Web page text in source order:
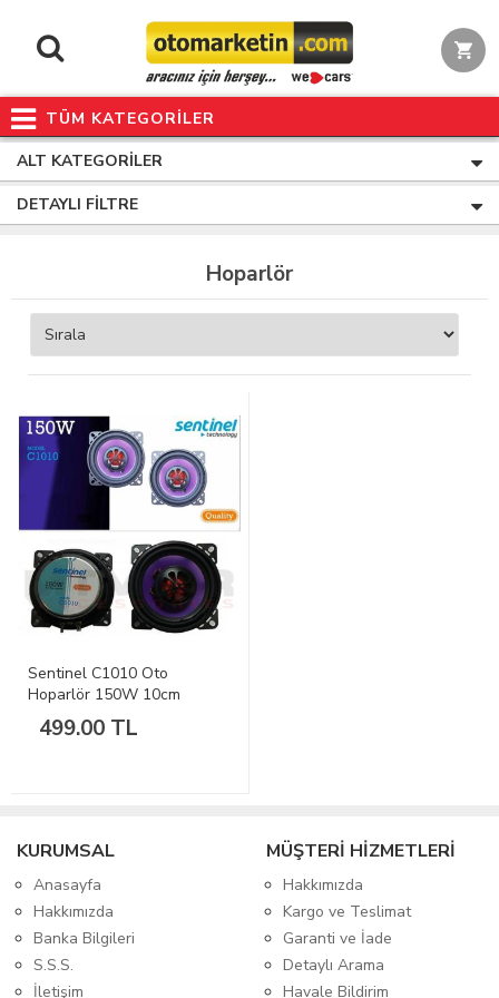
TÜM KATEGORİLER
ALT KATEGORILER
DETAYLI FILTRE
Hoparlör
Sentinel C1010 Oto
Hoparlör 150W 10cm
499.00 TL
KURUMSAL
Anasayfa
Hakkımızda
Banka Bilgileri
S.S.S.
İletişim
MÜŞTERİ HİZMETLERİ
Hakkımızda
Kargo ve Teslimat
Garanti ve İade
Detaylı Arama
Havale Bildirim